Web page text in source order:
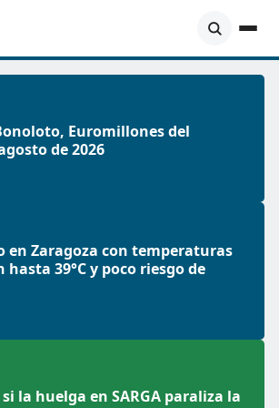
Euromillones del
de 2026
en Zaragoza con temperaturas
hasta 39°C y poco riesgo de
la huelga en SARGA paraliza la